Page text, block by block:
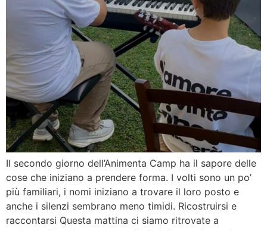
Il secondo giorno dell’Animenta Camp ha il sapore delle
cose che iniziano a prendere forma. I volti sono un po’
più familiari, i nomi iniziano a trovare il loro posto e
anche i silenzi sembrano meno timidi. Ricostruirsi e
raccontarsi Questa mattina ci siamo ritrovate a